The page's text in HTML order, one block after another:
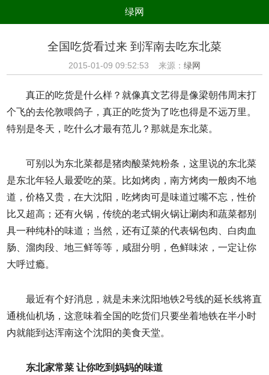
绿网
健康
时尚 家居 新技术 新能源
环境保护 节能减排 绿色产业 污染防治
全国吃货看过来 到浑南去吃东北菜
2015-01-09 09:52:53 来源： 绿网
真正的吃货是什么样？就像真文艺得是像梁朝伟周末打
个飞的去伦敦喂鸽子，真正的吃货为了吃也得是不远万里。
特别是冬天，吃什么才最有范儿？那就是东北菜。
可别以为东北菜都是猪肉酸菜炖粉条，这里说的东北菜
是东北年轻人最爱吃的菜。比如烤肉，南方烤肉一般肉不地
道，价格又贵，在大沈阳，吃烤肉可是味道过嘴不忘，性价
比又超高；还有火锅，传统的老式铜火锅让涮肉和蔬菜都别
具一种纯朴的味道；当然，还有辽菜的代表锅包肉、白肉血
肠、溜肉段、地三鲜等等，咸甜分明，色鲜味浓，一定让你
大呼过瘾。
最近有个好消息，就是未来沈阳地铁2号线的延长线将直
通桃仙机场，这意味着全国的吃货们只要坐着地铁在半小时
内就能到达浑南这个沈阳的美食天堂。
东北家常菜 让你吃到妈妈的味道